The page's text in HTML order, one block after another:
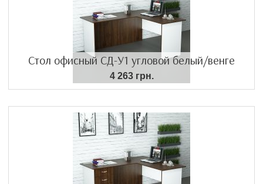
Стол офисный СД-У1 угловой белый/венге
4 263 грн.